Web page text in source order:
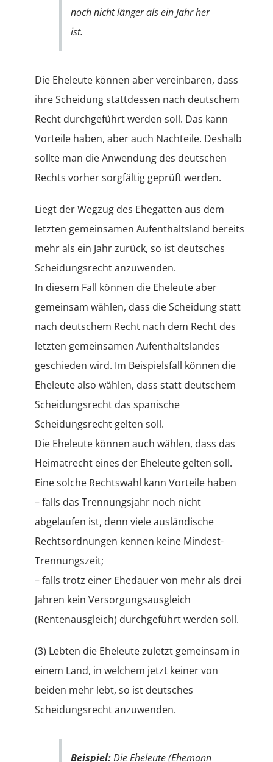
noch nicht länger als ein Jahr her
ist.
Die Eheleute können aber vereinbaren, dass
ihre Scheidung stattdessen nach deutschem
Recht durchgeführt werden soll. Das kann
Vorteile haben, aber auch Nachteile. Deshalb
sollte man die Anwendung des deutschen
Rechts vorher sorgfältig geprüft werden.
Liegt der Wegzug des Ehegatten aus dem
letzten gemeinsamen Aufenthaltsland bereits
mehr als ein Jahr zurück, so ist deutsches
Scheidungsrecht anzuwenden.
In diesem Fall können die Eheleute aber
gemeinsam wählen, dass die Scheidung statt
nach deutschem Recht nach dem Recht des
letzten gemeinsamen Aufenthaltslandes
geschieden wird. Im Beispielsfall können die
Eheleute also wählen, dass statt deutschem
Scheidungsrecht das spanische
Scheidungsrecht gelten soll.
Die Eheleute können auch wählen, dass das
Heimatrecht eines der Eheleute gelten soll.
Eine solche Rechtswahl kann Vorteile haben
– falls das Trennungsjahr noch nicht
abgelaufen ist, denn viele ausländische
Rechtsordnungen kennen keine Mindest-
Trennungszeit;
– falls trotz einer Ehedauer von mehr als drei
Jahren kein Versorgungsausgleich
(Rentenausgleich) durchgeführt werden soll.
(3) Lebten die Eheleute zuletzt gemeinsam in
einem Land, in welchem jetzt keiner von
beiden mehr lebt, so ist deutsches
Scheidungsrecht anzuwenden.
Beispiel:Die Eheleute (Ehemann